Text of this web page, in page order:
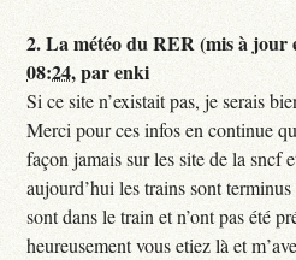
2.La météo du RER (mis à
08:24,parenki
Si ce site n’existait pas, je serais
Merci pour ces infos en continue
façon jamais sur les site de la sncf
aujourd’hui les trains sont
sont dans le train et n’ont pas été
heureusement vous etiez là et